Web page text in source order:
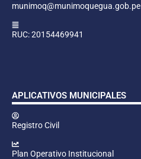
munimoq@munimoquegua.gob.pe
RUC: 20154469941
APLICATIVOS MUNICIPALES
Registro Civil
Plan Operativo Institucional